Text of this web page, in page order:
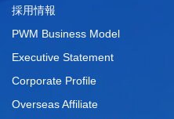
採用情報
PWM Business Model
Executive Statement
Corporate Profile
Overseas Affiliate